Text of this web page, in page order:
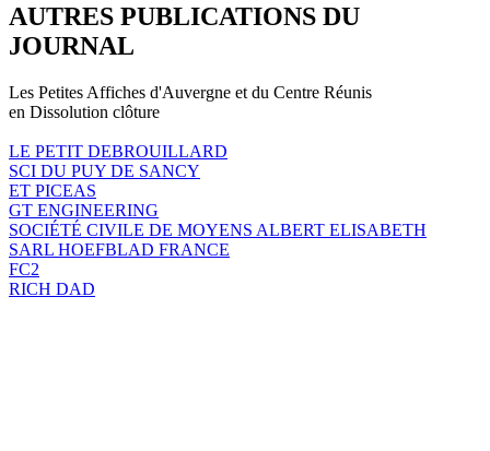
AUTRES PUBLICATIONS DU
JOURNAL
Les Petites Affiches d'Auvergne et du Centre Réunis
en Dissolution clôture
LE PETIT DEBROUILLARD
SCI DU PUY DE SANCY
ET PICEAS
GT ENGINEERING
SOCIÉTÉ CIVILE DE MOYENS ALBERT ELISABETH
SARL HOEFBLAD FRANCE
FC2
RICH DAD